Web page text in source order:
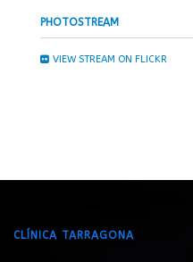
PHOTOSTREAM
VIEW STREAM ON FLICKR
CLÍNICA TARRAGONA